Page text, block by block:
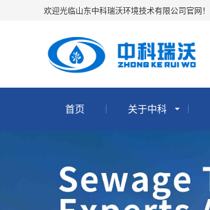
欢迎光临山东中科瑞沃环境技术有限公司官网！
首页 关于中科